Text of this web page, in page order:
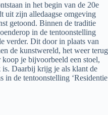
in het begin van de 20e
uit zijn alledaagse omgeving
getoond. Binnen de traditie
in de tentoonstelling
verder. Dit door in plaats van
de kunstwereld, het weer terug
je bijvoorbeeld een stoel,
is. Daarbij krijg je als klant de
in de tentoonstelling ‘Residentie